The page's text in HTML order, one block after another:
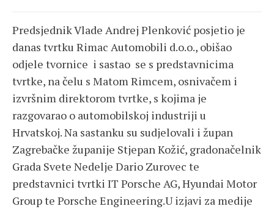
Predsjednik Vlade Andrej Plenković posjetio je
danas tvrtku Rimac Automobili d.o.o., obišao
odjele tvornice i sastao se s predstavnicima
tvrtke, na čelu s Matom Rimcem, osnivačem i
izvršnim direktorom tvrtke, s kojima je
razgovarao o automobilskoj industriji u
Hrvatskoj. Na sastanku su sudjelovali i župan
Zagrebačke županije Stjepan Kožić, gradonačelnik
Grada Svete Nedelje Dario Zurovec te
predstavnici tvrtki IT Porsche AG, Hyundai Motor
Group te Porsche Engineering.U izjavi za medije